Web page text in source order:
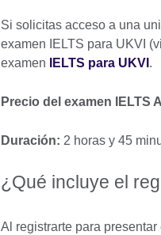
Si solicitas acceso a una
examen IELTS para UKVI
examen
IELTS para UKVI .
Precio del examen IELTS
Duración: 2 horas y 45
¿Qué incluye el
Al registrarte para